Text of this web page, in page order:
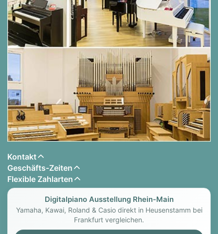
Ein fortschrittliches Metronom,
Aufnahmefunktion und zwei
Kopfhöreranschlüsse unterstützen das tägliche
Üben
USB-Anschlüsse ermöglichen die Verbindung
mit Computern und Speichergeräten
Verfügbar in poliertem Ebenholz, schwarzer
Holzkohle und dunklem Rosenholz
Ein Statement setzen
Man kann sein Zuhause mit den vielschichtigen
Kontakt
Geschäfts-Zeiten
Flexible Zahlarten
Digitalpiano Ausstellung Rhein-Main
Yamaha, Kawai, Roland & Casio direkt in Heusenstamm bei
Frankfurt vergleichen.